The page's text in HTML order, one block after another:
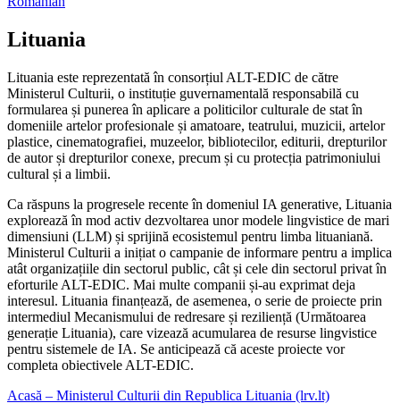
Lituania
Lituania este reprezentată în consorțiul ALT-EDIC de către
Ministerul Culturii, o instituție guvernamentală responsabilă cu
formularea și punerea în aplicare a politicilor culturale de stat în
domeniile artelor profesionale și amatoare, teatrului, muzicii, artelor
plastice, cinematografiei, muzeelor, bibliotecilor, editurii, drepturilor
de autor și drepturilor conexe, precum și cu protecția patrimoniului
cultural și a limbii.
Ca răspuns la progresele recente în domeniul IA generative, Lituania
explorează în mod activ dezvoltarea unor modele lingvistice de mari
dimensiuni (LLM) și sprijină ecosistemul pentru limba lituaniană.
Ministerul Culturii a inițiat o campanie de informare pentru a implica
atât organizațiile din sectorul public, cât și cele din sectorul privat în
eforturile ALT-EDIC. Mai multe companii și-au exprimat deja
interesul. Lituania finanțează, de asemenea, o serie de proiecte prin
intermediul Mecanismului de redresare și reziliență (Următoarea
generație Lituania), care vizează acumularea de resurse lingvistice
pentru sistemele de IA. Se anticipează că aceste proiecte vor
completa obiectivele ALT-EDIC.
Acasă – Ministerul Culturii din Republica Lituania (lrv.lt)